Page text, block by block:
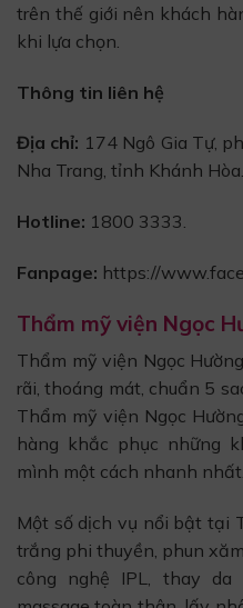
trên thế giới nên khách
khi lựa chọn.
Thông tin liên hệ
Địa chỉ: 174 Ngô Gia Tự,
Nha Trang, tỉnh Khánh Hòa.
Hotline: 1800 3333.
Fanpage: https://
Thẩm mỹ viện Ngọc
Thẩm mỹ viện Ngọc
rãi, thoáng mát, chuẩn 5
Thẩm mỹ viện Ngọc
hàng khắc phục những
mình một cách nhanh nhất.
Một số dịch vụ nổi bật tại
trắng phi thuyền, phun
công nghệ IPL, thay